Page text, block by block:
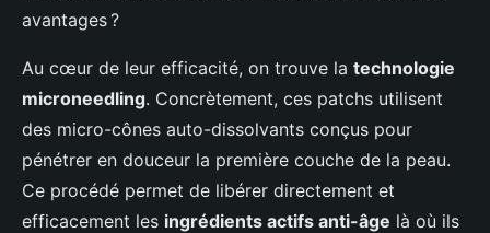
avantages ?
Au cœur de leur efficacité, on trouve la technologie
microneedling. Concrètement, ces patchs utilisent
des micro-cônes auto-dissolvants conçus pour
pénétrer en douceur la première couche de la peau.
Ce procédé permet de libérer directement et
efficacement les ingrédients actifs anti-âge là où ils